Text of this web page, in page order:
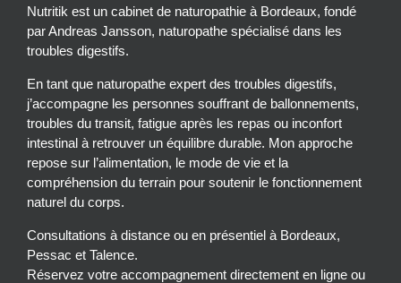
Nutritik est un cabinet de naturopathie à Bordeaux, fondé
par Andreas Jansson, naturopathe spécialisé dans les
troubles digestifs.
En tant que naturopathe expert des troubles digestifs,
j’accompagne les personnes souffrant de ballonnements,
troubles du transit, fatigue après les repas ou inconfort
intestinal à retrouver un équilibre durable. Mon approche
repose sur l’alimentation, le mode de vie et la
compréhension du terrain pour soutenir le fonctionnement
naturel du corps.
Consultations à distance ou en présentiel à Bordeaux,
Pessac et Talence.
Réservez votre accompagnement directement en ligne ou